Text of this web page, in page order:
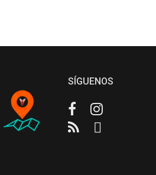
SÍGUENOS
FacebookInstagram